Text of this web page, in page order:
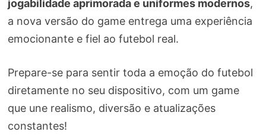
jogabilidade aprimorada e uniformes modernos,
a nova versão do game entrega uma experiência
emocionante e fiel ao futebol real.
Prepare-se para sentir toda a emoção do futebol
diretamente no seu dispositivo, com um game
que une realismo, diversão e atualizações
constantes!